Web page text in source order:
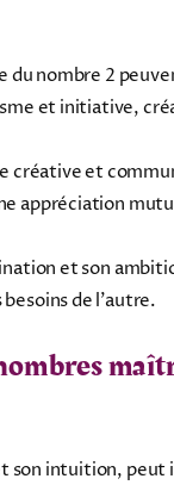
du nombre 2
et initiative,
créative et
appréciation
et son
de l'autre.
son intuition,